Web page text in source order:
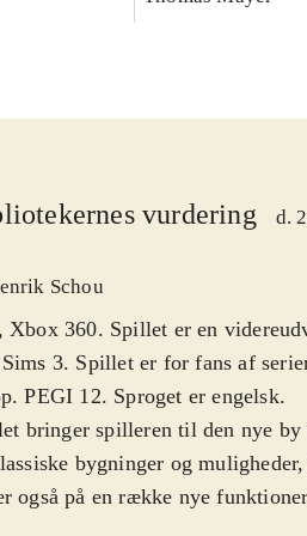
vurdering d.
Schou
Xbox 360. Spillet er en
3. Spillet er for fans af
PEGI 12. Sproget er engelsk.
bringer spilleren til den nye
bygninger og
også på en række nye